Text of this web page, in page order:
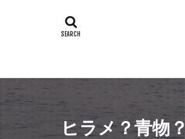
ヒラメ？青物